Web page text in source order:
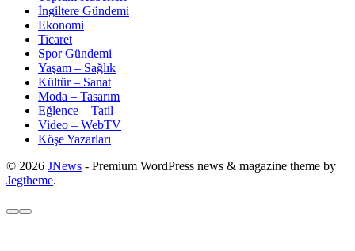
İngiltere Gündemi
Ekonomi
Ticaret
Spor Gündemi
Yaşam – Sağlık
Kültür – Sanat
Moda – Tasarım
Eğlence – Tatil
Video – WebTV
Köşe Yazarları
© 2026 JNews - Premium WordPress news & magazine theme by
Jegtheme.